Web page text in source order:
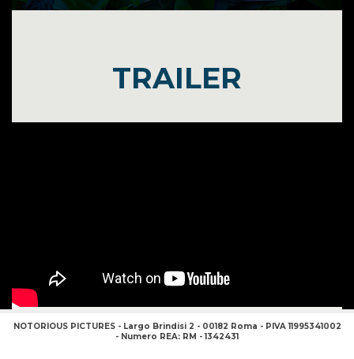
TRAILER
NOTORIOUS PICTURES - Largo Brindisi 2 - 00182 Roma - PIVA 11995341002
- Numero REA: RM - 1342431